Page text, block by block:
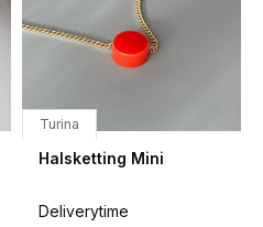
Turina
Halsketting Mini
Deliverytime